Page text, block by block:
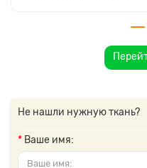
Не нашли нужную ткань?
Ваше имя: